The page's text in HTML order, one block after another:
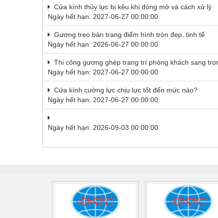
Thiết bị điện
Thiết bị giáo dục
Thiết bị khác
Thiết bị làm sạch
Thiết bị sơn - Sơn
Thiết bị nhà bếp
Thiết bị nhiệt
Thiêt bị PCCC
Thủy lực-Thiết bị
Thủy sản - Trang thiết bị
Cửa kính thủy lực bị kêu khi đóng mở và cách xử lý
Ngày hết hạn: 2027-06-27 00:00:00
Gương treo bàn trang điểm hình tròn đẹp, tinh tế
Ngày hết hạn: 2026-06-27 00:00:00
Thi công gương ghép trang trí phòng khách sang
Ngày hết hạn: 2027-06-27 00:00:00
Cửa kính cường lực chịu lực tốt đến mức nào?
Ngày hết hạn: 2027-06-27 00:00:00
Ngày hết hạn: 2026-09-03 00:00:00